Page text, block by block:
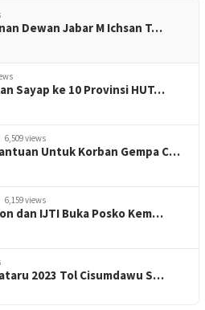
Dewan Jabar M Ichsan T…
Sayap ke 10 Provinsi HUT…
6,509 views
Untuk Korban Gempa C…
6,159 views
dan IJTI Buka Posko Kem…
2023 Tol Cisumdawu S…